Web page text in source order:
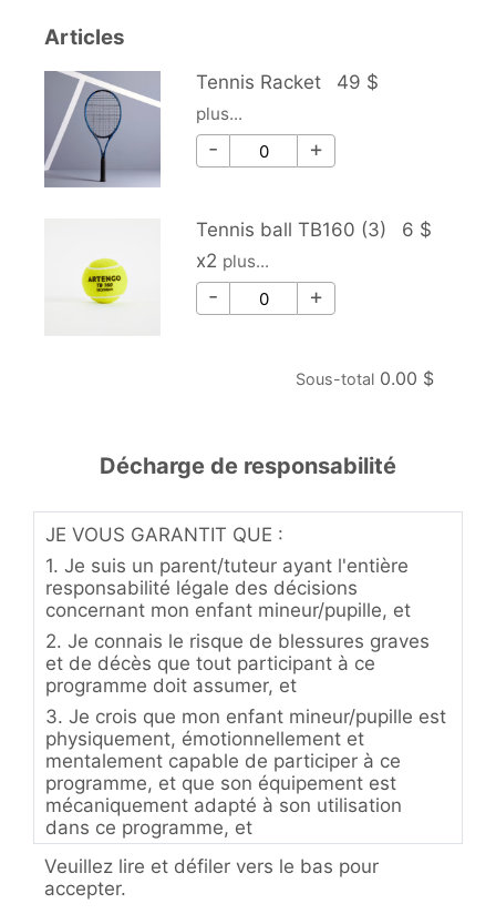
Articles
Tennis Racket 49 $
plus...
Tennis Racket - Qté
- +
Tennis ball TB160 (3)
6 $
x2 plus...
Tennis ball TB160 (3) - Qté
- +
Sous-total 0.00 $
Décharge de responsabilité
JE VOUS GARANTIT QUE :
1. Je suis un parent/tuteur ayant l'entière
responsabilité légale des décisions
concernant mon enfant mineur/pupille, et
2. Je connais le risque de blessures graves
et de décès que tout participant à ce
programme doit assumer, et
3. Je crois que mon enfant mineur/pupille est
physiquement, émotionnellement et
mentalement capable de participer à ce
programme, et que son équipement est
mécaniquement adapté à son utilisation
dans ce programme, et
4. Je comprends, et j'instruirai mon
enfant/pupille mineur, que toutes les règles
de participation applicables doivent être
Veuillez lire et défiler vers le bas pour
accepter.